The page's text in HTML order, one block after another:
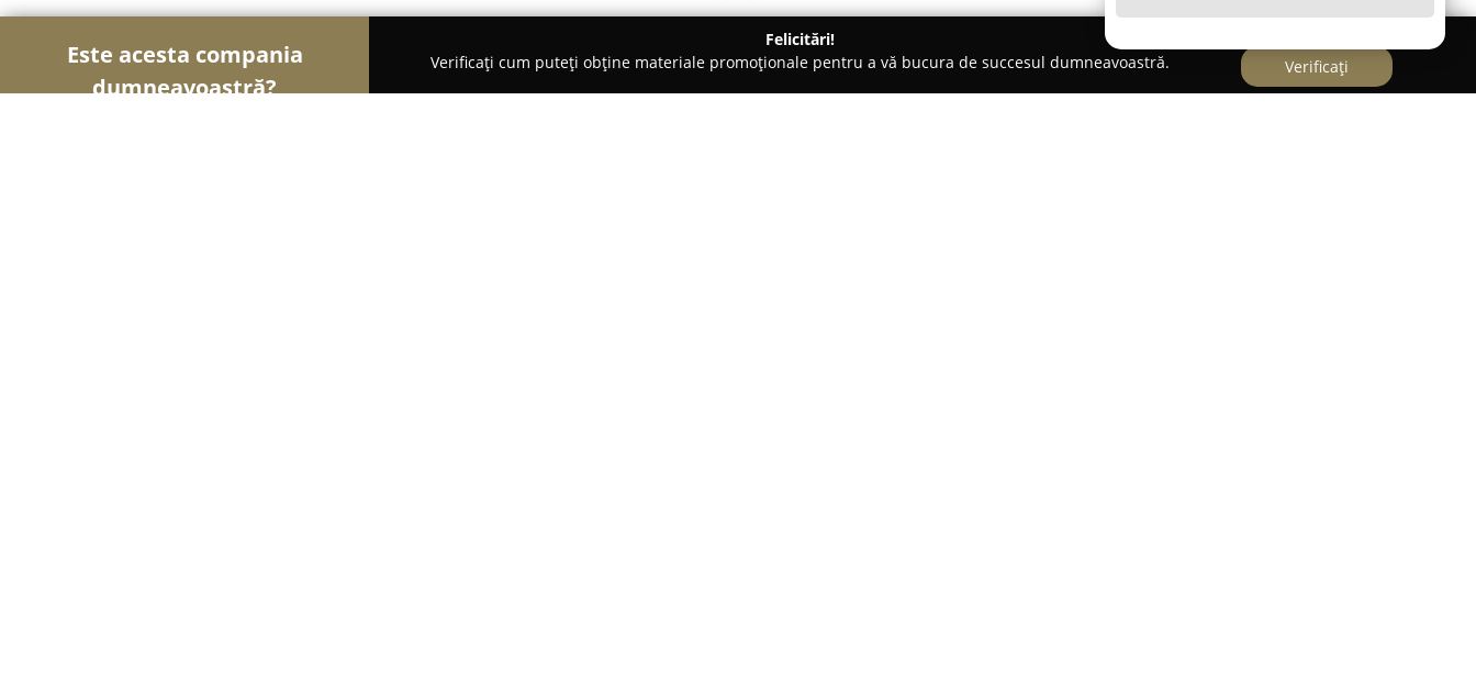
Este acesta compania
dumneavoastră?
Felicitări!
Verificați cum puteți obține materiale promoționale pentru a vă bucura de succesul dumneavoastră.
Verificați